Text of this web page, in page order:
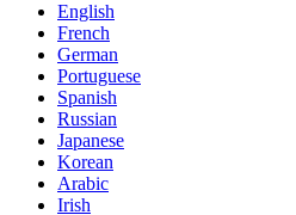
English
French
German
Portuguese
Spanish
Russian
Japanese
Korean
Arabic
Irish